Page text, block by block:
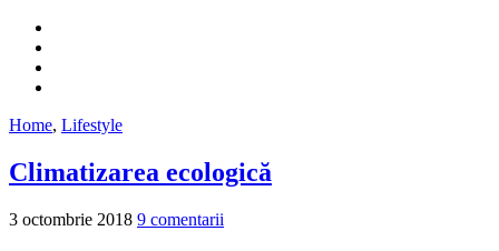
Home, Lifestyle
Climatizarea ecologică
3 octombrie 2018 9 comentarii